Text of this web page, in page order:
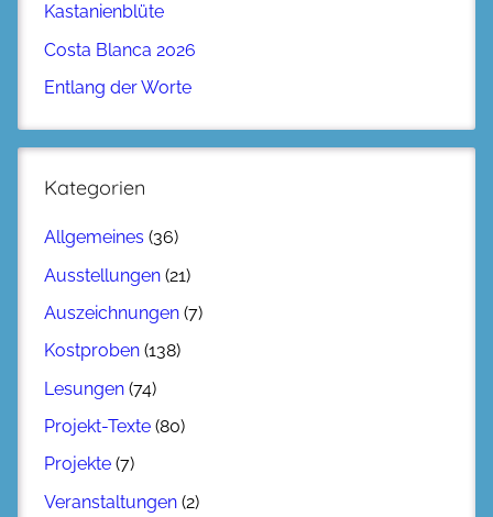
Kastanienblüte
Costa Blanca 2026
Entlang der Worte
Kategorien
Allgemeines (36)
Ausstellungen (21)
Auszeichnungen (7)
Kostproben (138)
Lesungen (74)
Projekt-Texte (80)
Projekte (7)
Veranstaltungen (2)